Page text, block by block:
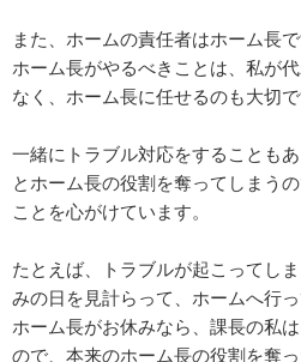
また、ホームの責任者はホーム長で
ホーム長がやるべきことは、私が
なく、ホーム長に任せるのも大切で
一緒にトラブル対応をすることも
とホーム長の役割を奪ってしまう
ことを心がけています。
たとえば、トラブルが起こってし
みの日を見計らって、ホームへ行っ
ホーム長がお休みなら、課長の私
ので、本来のホーム長の役割を奪